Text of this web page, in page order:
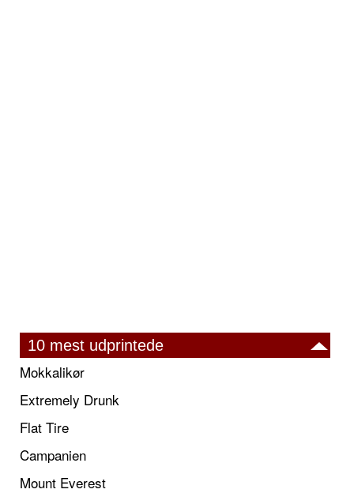
10 mest udprintede
Mokkalikør
Extremely Drunk
Flat Tire
Campanien
Mount Everest